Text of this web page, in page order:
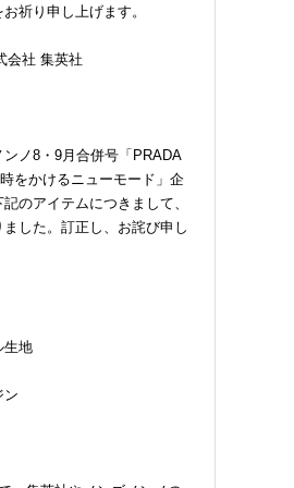
祈り申し上げます。
社 集英社
ノ8・9月合併号「PRADA
をかけるニューモード」企
のアイテムにつきまして、
した。訂正し、お詫び申し
生地
ン